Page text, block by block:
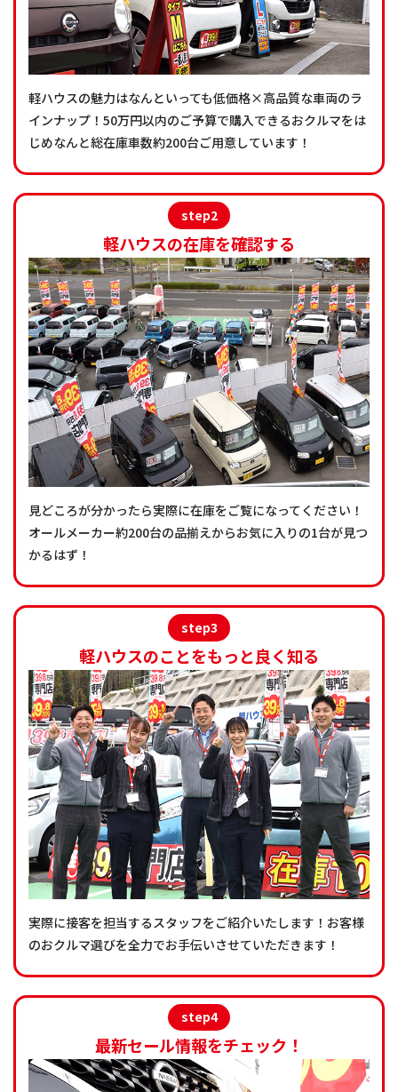
軽ハウスの魅力はなんといっても低価格×高品質な車両のラ
インナップ！50万円以内のご予算で購入できるおクルマをは
じめなんと総在庫車数約200台ご用意しています！
step2
軽ハウスの在庫を確認する
見どころが分かったら実際に在庫をご覧になってください！
オールメーカー約200台の品揃えからお気に入りの1台が見つ
かるはず！
step3
軽ハウスのことをもっと良く知る
実際に接客を担当するスタッフをご紹介いたします！お客様
のおクルマ選びを全力でお手伝いさせていただきます！
step4
最新セール情報をチェック！